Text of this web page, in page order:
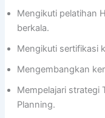
Mengikuti pelatihan
berkala.
Mengikuti sertifikasi
Mengembangkan
Mempelajari strategi
Planning.